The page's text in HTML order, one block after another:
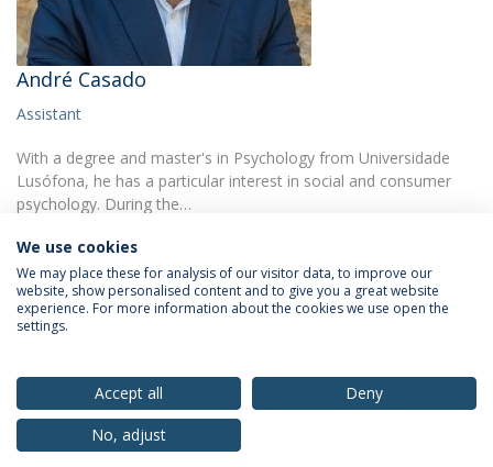
André Casado
Assistant
With a degree and master's in Psychology from Universidade
Lusófona, he has a particular interest in social and consumer
psychology. During the…
Privacy Policy
© 2026 Universidade Católica Portuguesa
We use cookies
We may place these for analysis of our visitor data, to improve our
website, show personalised content and to give you a great website
experience. For more information about the cookies we use open the
settings.
Accept all
Deny
No, adjust